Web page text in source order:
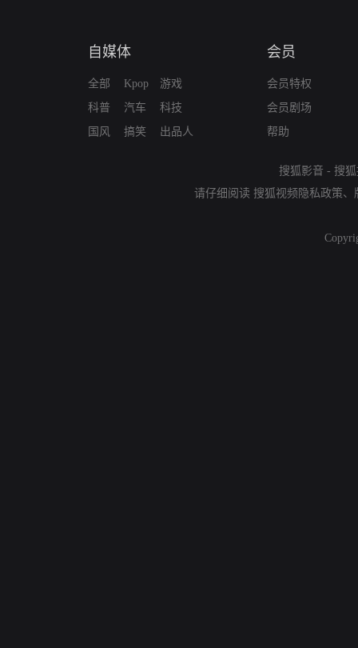
自媒体
全部
科普
国风
Kpop
汽车
搞笑
游戏
科技
出品人
会员
会员特权
会员剧场
帮助
搜狐影音 - 搜
请仔细阅读 搜狐视频隐私政策、